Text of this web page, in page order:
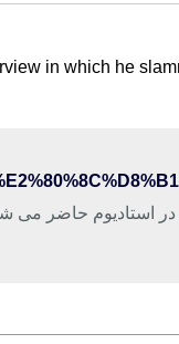
in which he
حاضر می شد